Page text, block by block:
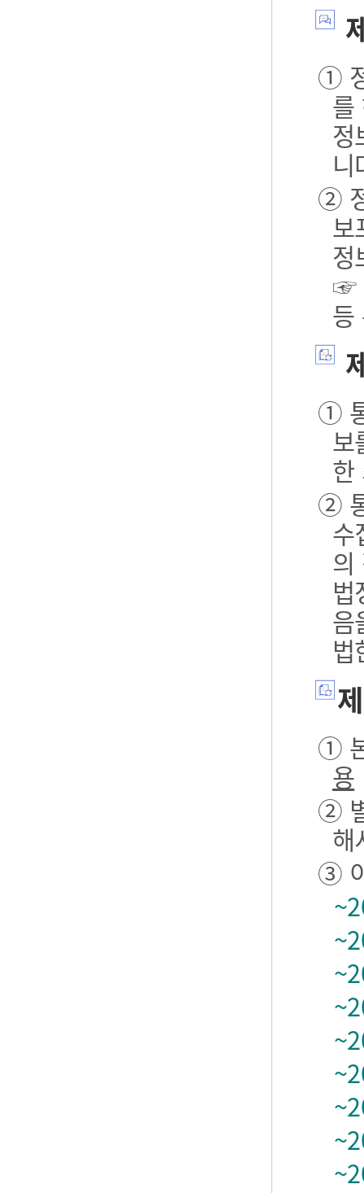
①
를
정
니
②
정
☞
등
①
보
한
②
수
의
음
①
용
②
해
③